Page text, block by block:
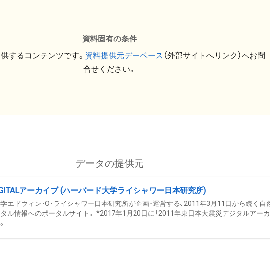
資料固有の条件
するコンテンツです。 資料提供元デーベース （外部サイトへリンク）へお問
合せください。
データの提供元
アーカイブ (ハーバード大学ライシャワー日本研究所)
エドウィン・O・ライシャワー日本研究所が企画・運営する、2011年3月11日から続く自
ル情報へのポータルサイト。 *2017年1月20日に「2011年東日本大震災デジタルアーカ